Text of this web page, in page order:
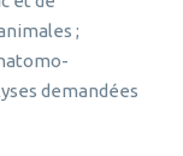
;
demandées